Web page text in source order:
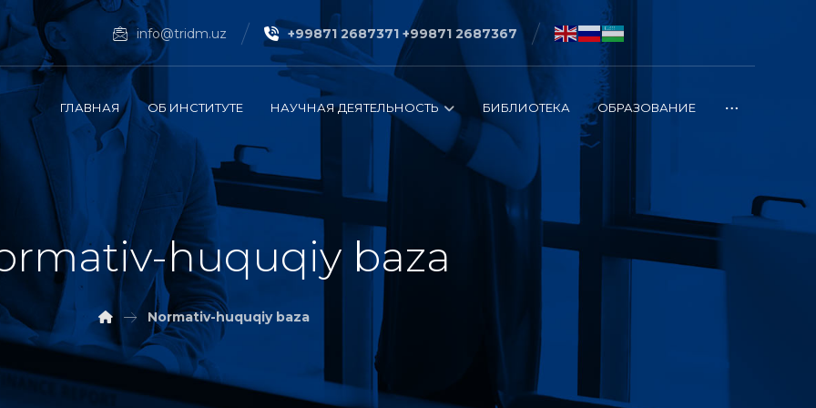
info@tridm.uz +99871 2687371 +99871 2687367
ГЛАВНАЯ ОБ ИНСТИТУТЕ НАУЧНАЯ ДЕЯТЕЛЬНОСТЬ БИБЛИОТЕКА ОБРАЗОВАНИЕ
huquqiy baza
Normativ-huquqiy baza